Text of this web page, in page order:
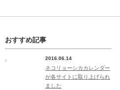
おすすめ記事
2016.06.14
ネコリョーシカカレンダー
が各サイトに取り上げられ
ました